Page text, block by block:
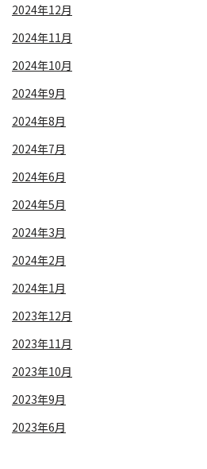
2024年12月
2024年11月
2024年10月
2024年9月
2024年8月
2024年7月
2024年6月
2024年5月
2024年3月
2024年2月
2024年1月
2023年12月
2023年11月
2023年10月
2023年9月
2023年6月